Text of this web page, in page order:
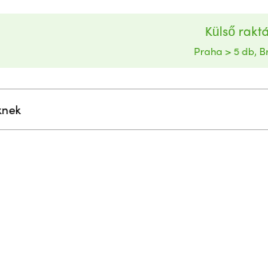
Külső
Praha > 5 db,